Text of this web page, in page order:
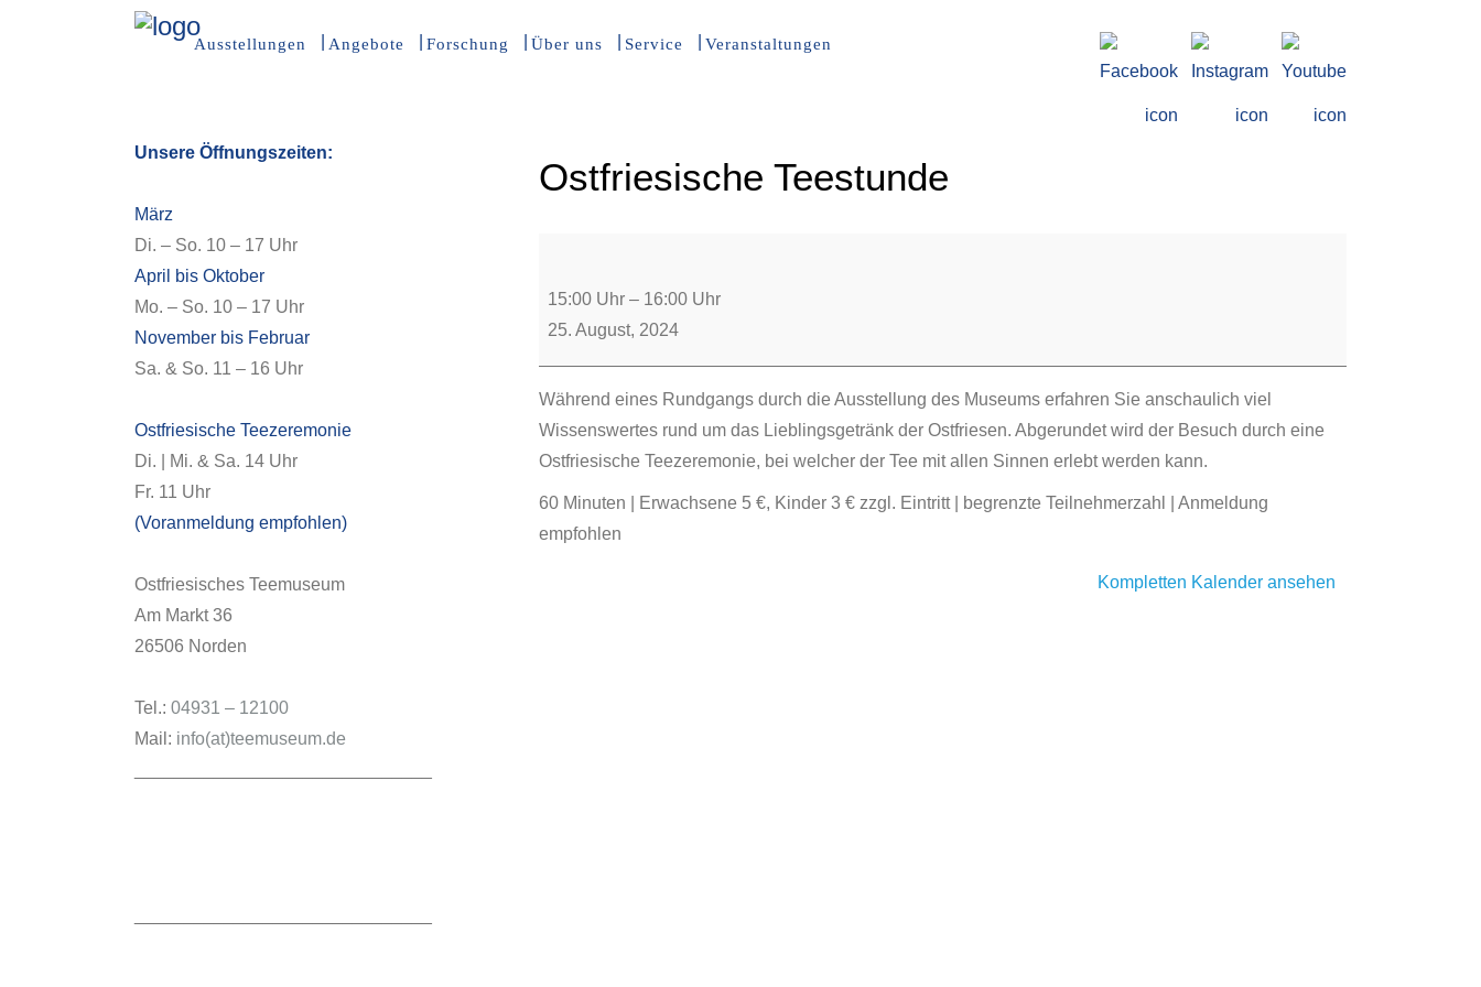
Ausstellungen Angebote Forschung Über uns Service Veranstaltungen
Ostfriesische Teestunde
15:00 Uhr – 16:00 Uhr
25. August, 2024
Während eines Rundgangs durch die Ausstellung des Museums erfahren Sie anschaulich viel
Wissenswertes rund um das Lieblingsgetränk der Ostfriesen. Abgerundet wird der Besuch durch eine
Ostfriesische Teezeremonie, bei welcher der Tee mit allen Sinnen erlebt werden kann.
60 Minuten | Erwachsene 5 €, Kinder 3 € zzgl. Eintritt | begrenzte Teilnehmerzahl | Anmeldung
empfohlen
Kompletten Kalender ansehen
Unsere Öffnungszeiten:
März
Di. – So. 10 – 17 Uhr
April bis Oktober
Mo. – So. 10 – 17 Uhr
November bis Februar
Sa. & So. 11 – 16 Uhr
Ostfriesische Teezeremonie
Di. | Mi. & Sa. 14 Uhr
Fr. 11 Uhr
(Voranmeldung empfohlen)
Ostfriesisches Teemuseum
Am Markt 36
26506 Norden
Tel.: 04931 – 12100
Mail: info(at)teemuseum.de